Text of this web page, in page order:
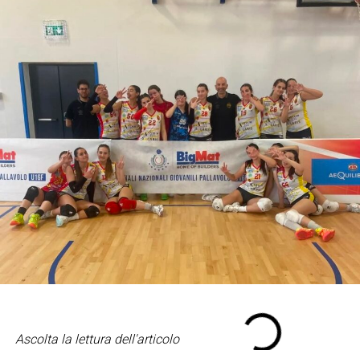
Ascolta la lettura dell'articolo